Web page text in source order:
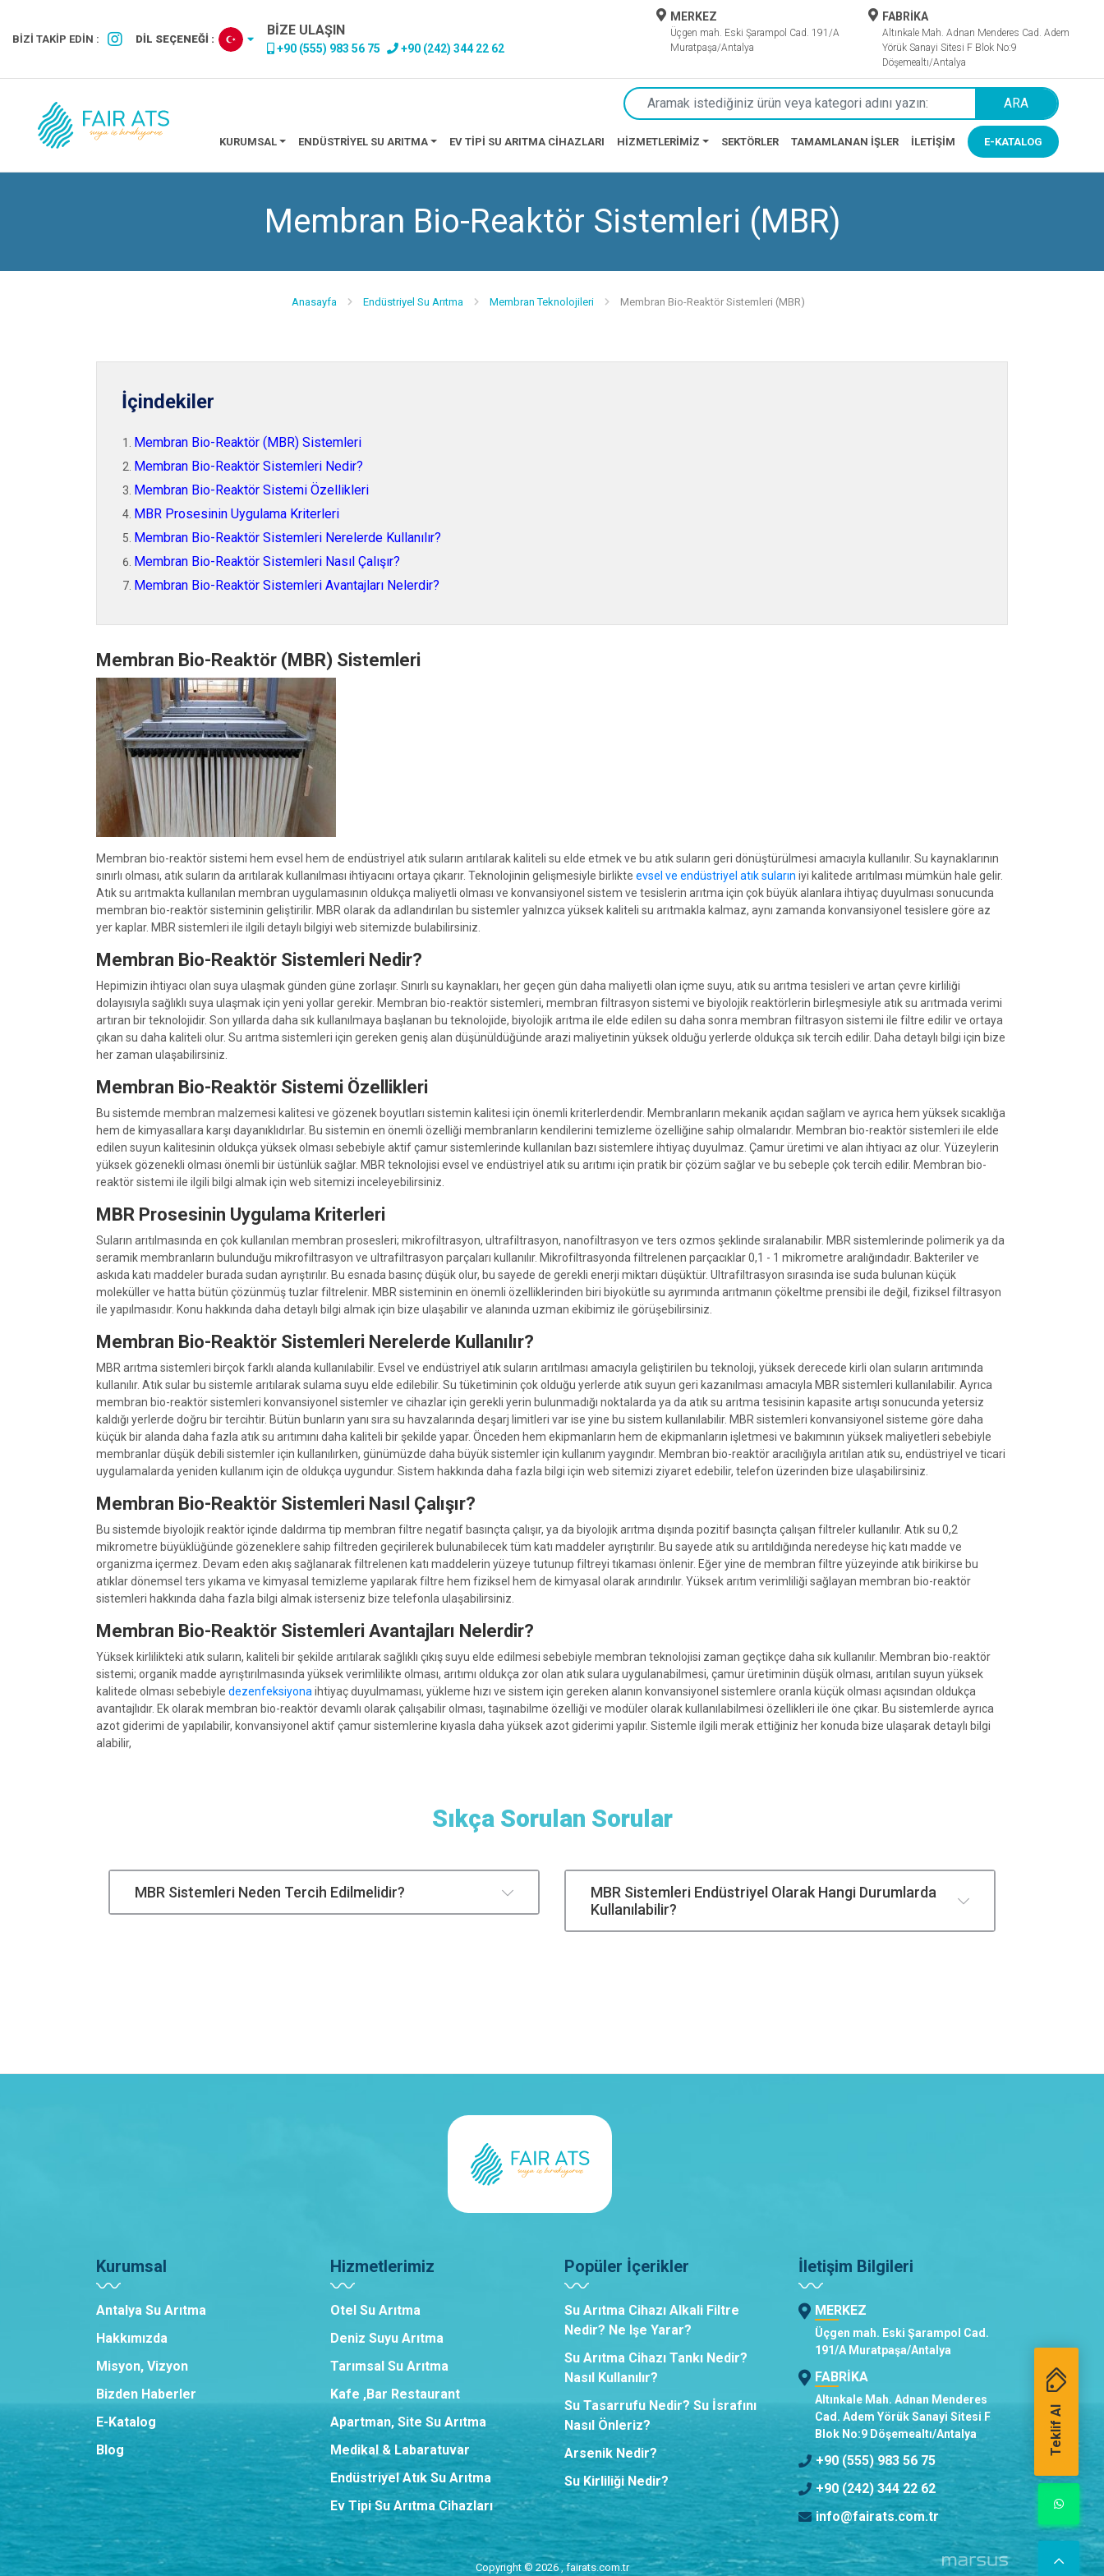
BİZİ TAKİP EDİN : DİL SEÇENEĞİ :
BİZE ULAŞIN
+90 (555) 983 56 75 +90 (242) 344 22 62
MERKEZ
Üçgen mah. Eski Şarampol Cad. 191/A
Muratpaşa/Antalya
FABRİKA
Altınkale Mah. Adnan Menderes Cad. Adem
Yörük Sanayi Sitesi F Blok No:9
Döşemealtı/Antalya
ARA
KURUMSAL ENDÜSTRIYEL SU ARITMA EV TIPI SU ARITMA CIHAZLARI HIZMETLERIMIZ SEKTÖRLER TAMAMLANAN İŞLER İLETIŞIM E-KATALOG
Membran Bio-Reaktör Sistemleri (MBR)
Anasayfa Endüstriyel Su Arıtma Membran Teknolojileri Membran Bio-Reaktör Sistemleri (MBR)
İçindekiler
Membran Bio-Reaktör (MBR) Sistemleri
Membran Bio-Reaktör Sistemleri Nedir?
Membran Bio-Reaktör Sistemi Özellikleri
MBR Prosesinin Uygulama Kriterleri
Membran Bio-Reaktör Sistemleri Nerelerde Kullanılır?
Membran Bio-Reaktör Sistemleri Nasıl Çalışır?
Membran Bio-Reaktör Sistemleri Avantajları Nelerdir?
Membran Bio-Reaktör (MBR) Sistemleri
Membran bio-reaktör sistemi hem evsel hem de endüstriyel atık suların arıtılarak kaliteli su elde etmek ve bu atık suların geri dönüştürülmesi amacıyla kullanılır. Su kaynaklarının
sınırlı olması, atık suların da arıtılarak kullanılması ihtiyacını ortaya çıkarır. Teknolojinin gelişmesiyle birlikte evsel ve endüstriyel atık suların iyi kalitede arıtılması mümkün hale gelir.
Atık su arıtmakta kullanılan membran uygulamasının oldukça maliyetli olması ve konvansiyonel sistem ve tesislerin arıtma için çok büyük alanlara ihtiyaç duyulması sonucunda
membran bio-reaktör sisteminin geliştirilir. MBR olarak da adlandırılan bu sistemler yalnızca yüksek kaliteli su arıtmakla kalmaz, aynı zamanda konvansiyonel tesislere göre az
yer kaplar. MBR sistemleri ile ilgili detaylı bilgiyi web sitemizde bulabilirsiniz.
Membran Bio-Reaktör Sistemleri Nedir?
Hepimizin ihtiyacı olan suya ulaşmak günden güne zorlaşır. Sınırlı su kaynakları, her geçen gün daha maliyetli olan içme suyu, atık su arıtma tesisleri ve artan çevre kirliliği
dolayısıyla sağlıklı suya ulaşmak için yeni yollar gerekir. Membran bio-reaktör sistemleri, membran filtrasyon sistemi ve biyolojik reaktörlerin birleşmesiyle atık su arıtmada verimi
artıran bir teknolojidir. Son yıllarda daha sık kullanılmaya başlanan bu teknolojide, biyolojik arıtma ile elde edilen su daha sonra membran filtrasyon sistemi ile filtre edilir ve ortaya
çıkan su daha kaliteli olur. Su arıtma sistemleri için gereken geniş alan düşünüldüğünde arazi maliyetinin yüksek olduğu yerlerde oldukça sık tercih edilir. Daha detaylı bilgi için bize
her zaman ulaşabilirsiniz.
Membran Bio-Reaktör Sistemi Özellikleri
Bu sistemde membran malzemesi kalitesi ve gözenek boyutları sistemin kalitesi için önemli kriterlerdendir. Membranların mekanik açıdan sağlam ve ayrıca hem yüksek sıcaklığa
hem de kimyasallara karşı dayanıklıdırlar. Bu sistemin en önemli özelliği membranların kendilerini temizleme özelliğine sahip olmalarıdır. Membran bio-reaktör sistemleri ile elde
edilen suyun kalitesinin oldukça yüksek olması sebebiyle aktif çamur sistemlerinde kullanılan bazı sistemlere ihtiyaç duyulmaz. Çamur üretimi ve alan ihtiyacı az olur. Yüzeylerin
yüksek gözenekli olması önemli bir üstünlük sağlar. MBR teknolojisi evsel ve endüstriyel atık su arıtımı için pratik bir çözüm sağlar ve bu sebeple çok tercih edilir. Membran bio-
reaktör sistemi ile ilgili bilgi almak için web sitemizi inceleyebilirsiniz.
MBR Prosesinin Uygulama Kriterleri
Suların arıtılmasında en çok kullanılan membran prosesleri; mikrofiltrasyon, ultrafiltrasyon, nanofiltrasyon ve ters ozmos şeklinde sıralanabilir. MBR sistemlerinde polimerik ya da
seramik membranların bulunduğu mikrofiltrasyon ve ultrafiltrasyon parçaları kullanılır. Mikrofiltrasyonda filtrelenen parçacıklar 0,1 - 1 mikrometre aralığındadır. Bakteriler ve
askıda katı maddeler burada sudan ayrıştırılır. Bu esnada basınç düşük olur, bu sayede de gerekli enerji miktarı düşüktür. Ultrafiltrasyon sırasında ise suda bulunan küçük
moleküller ve hatta bütün çözünmüş tuzlar filtrelenir. MBR sisteminin en önemli özelliklerinden biri biyokütle su ayrımında arıtmanın çökeltme prensibi ile değil, fiziksel filtrasyon
ile yapılmasıdır. Konu hakkında daha detaylı bilgi almak için bize ulaşabilir ve alanında uzman ekibimiz ile görüşebilirsiniz.
Membran Bio-Reaktör Sistemleri Nerelerde Kullanılır?
MBR arıtma sistemleri birçok farklı alanda kullanılabilir. Evsel ve endüstriyel atık suların arıtılması amacıyla geliştirilen bu teknoloji, yüksek derecede kirli olan suların arıtımında
kullanılır. Atık sular bu sistemle arıtılarak sulama suyu elde edilebilir. Su tüketiminin çok olduğu yerlerde atık suyun geri kazanılması amacıyla MBR sistemleri kullanılabilir. Ayrıca
membran bio-reaktör sistemleri konvansiyonel sistemler ve cihazlar için gerekli yerin bulunmadığı noktalarda ya da atık su arıtma tesisinin kapasite artışı sonucunda yetersiz
kaldığı yerlerde doğru bir tercihtir. Bütün bunların yanı sıra su havzalarında deşarj limitleri var ise yine bu sistem kullanılabilir. MBR sistemleri konvansiyonel sisteme göre daha
küçük bir alanda daha fazla atık su arıtımını daha kaliteli bir şekilde yapar. Önceden hem ekipmanların hem de ekipmanların işletmesi ve bakımının yüksek maliyetleri sebebiyle
membranlar düşük debili sistemler için kullanılırken, günümüzde daha büyük sistemler için kullanım yaygındır. Membran bio-reaktör aracılığıyla arıtılan atık su, endüstriyel ve ticari
uygulamalarda yeniden kullanım için de oldukça uygundur. Sistem hakkında daha fazla bilgi için web sitemizi ziyaret edebilir, telefon üzerinden bize ulaşabilirsiniz.
Membran Bio-Reaktör Sistemleri Nasıl Çalışır?
Bu sistemde biyolojik reaktör içinde daldırma tip membran filtre negatif basınçta çalışır, ya da biyolojik arıtma dışında pozitif basınçta çalışan filtreler kullanılır. Atık su 0,2
mikrometre büyüklüğünde gözeneklere sahip filtreden geçirilerek bulunabilecek tüm katı maddeler ayrıştırılır. Bu sayede atık su arıtıldığında neredeyse hiç katı madde ve
organizma içermez. Devam eden akış sağlanarak filtrelenen katı maddelerin yüzeye tutunup filtreyi tıkaması önlenir. Eğer yine de membran filtre yüzeyinde atık birikirse bu
atıklar dönemsel ters yıkama ve kimyasal temizleme yapılarak filtre hem fiziksel hem de kimyasal olarak arındırılır. Yüksek arıtım verimliliği sağlayan membran bio-reaktör
sistemleri hakkında daha fazla bilgi almak isterseniz bize telefonla ulaşabilirsiniz.
Membran Bio-Reaktör Sistemleri Avantajları Nelerdir?
Yüksek kirlilikteki atık suların, kaliteli bir şekilde arıtılarak sağlıklı çıkış suyu elde edilmesi sebebiyle membran teknolojisi zaman geçtikçe daha sık kullanılır. Membran bio-reaktör
sistemi; organik madde ayrıştırılmasında yüksek verimlilikte olması, arıtımı oldukça zor olan atık sulara uygulanabilmesi, çamur üretiminin düşük olması, arıtılan suyun yüksek
kalitede olması sebebiyle dezenfeksiyona ihtiyaç duyulmaması, yükleme hızı ve sistem için gereken alanın konvansiyonel sistemlere oranla küçük olması açısından oldukça
avantajlıdır. Ek olarak membran bio-reaktör devamlı olarak çalışabilir olması, taşınabilme özelliği ve modüler olarak kullanılabilmesi özellikleri ile öne çıkar. Bu sistemlerde ayrıca
azot giderimi de yapılabilir, konvansiyonel aktif çamur sistemlerine kıyasla daha yüksek azot giderimi yapılır. Sistemle ilgili merak ettiğiniz her konuda bize ulaşarak detaylı bilgi
alabilir,
Sıkça Sorulan Sorular
MBR Sistemleri Neden Tercih Edilmelidir?
MBR Sistemleri Endüstriyel Olarak Hangi Durumlarda
Kullanılabilir?
Kurumsal
Antalya Su Arıtma
Hakkımızda
Misyon, Vizyon
Bizden Haberler
E-Katalog
Blog
Hizmetlerimiz
Otel Su Arıtma
Deniz Suyu Arıtma
Tarımsal Su Arıtma
Kafe ,Bar Restaurant
Apartman, Site Su Arıtma
Medikal & Labaratuvar
Endüstriyel Atık Su Arıtma
Ev Tipi Su Arıtma Cihazları
Popüler İçerikler
Su Arıtma Cihazı Alkali Filtre
Nedir? Ne Işe Yarar?
Su Arıtma Cihazı Tankı Nedir?
Nasıl Kullanılır?
Su Tasarrufu Nedir? Su İsrafını
Nasıl Önleriz?
Arsenik Nedir?
Su Kirliliği Nedir?
İletişim Bilgileri
MERKEZ
Üçgen mah. Eski Şarampol Cad.
191/A Muratpaşa/Antalya
FABRİKA
Altınkale Mah. Adnan Menderes
Cad. Adem Yörük Sanayi Sitesi F
Blok No:9 Döşemealtı/Antalya
+90 (555) 983 56 75
+90 (242) 344 22 62
info@fairats.com.tr
Copyright © 2026 , fairats.com.tr
Teklif Al